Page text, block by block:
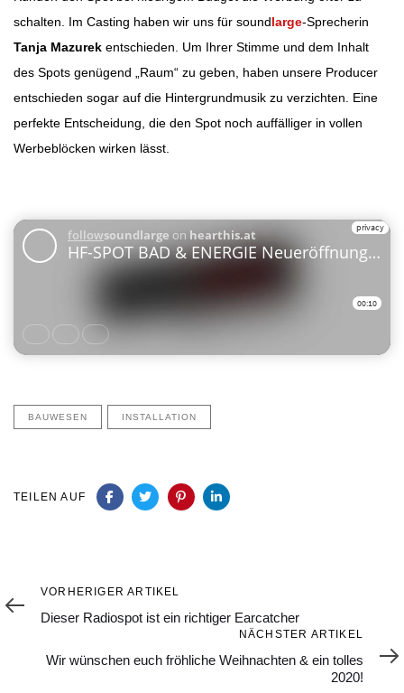
schalten. Im Casting haben wir uns für soundlarge-Sprecherin
Tanja Mazurek entschieden. Um Ihrer Stimme und dem Inhalt
des Spots genügend „Raum“ zu geben, haben unsere Producer
entschieden sogar auf die Hintergrundmusik zu verzichten. Eine
perfekte Entscheidung, die den Spot noch auffälliger in vollen
Werbeblöcken wirken lässt.
BAUWESEN INSTALLATION
TEILEN AUF
Vorheriger
Artikel
VORHERIGER ARTIKEL
Dieser Radiospot ist ein richtiger Earcatcher
Artikel
NÄCHSTER ARTIKEL
Wir wünschen euch fröhliche Weihnachten & ein tolles
2020!